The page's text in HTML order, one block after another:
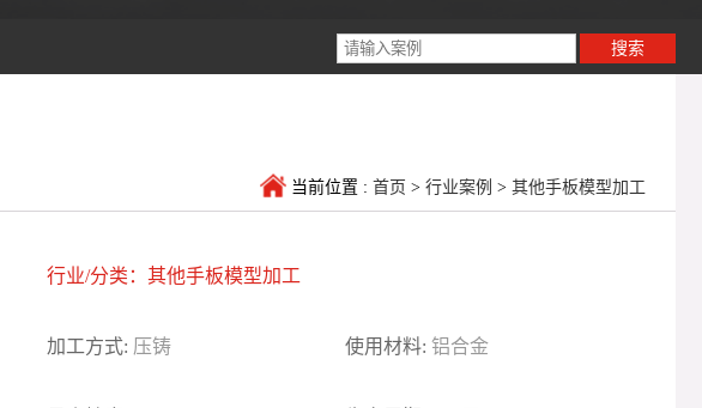
搜索
当前位置 : 首页 > 行业案例 > 其他手板模型加工
行业/分类： 其他手板模型加工
加工方式: 压铸 使用材料: 铝合金